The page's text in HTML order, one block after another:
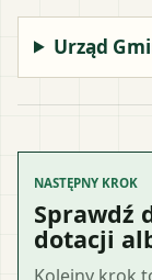
Urząd
NASTĘPNY KROK
Sprawdź
dotacji
Kolejny krok